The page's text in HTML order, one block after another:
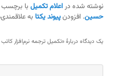
نوشته شده دراعلام تکمیل با
حسین. افزودنپیوند یکتا به
یک دیدگاه دربارهٔ «تکمیل ترجمه نرم‌افزار